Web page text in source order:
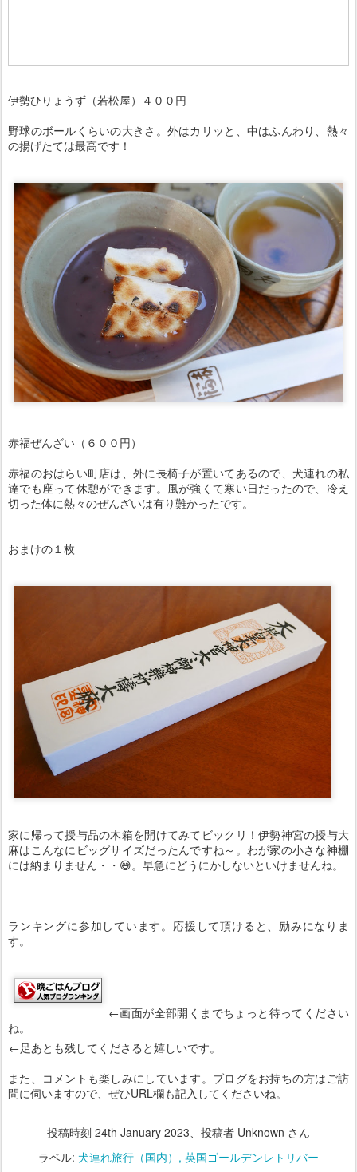
伊勢ひりょうず（若松屋）４００円
野球のボールくらいの大きさ。外はカリッと、中はふんわり、熱々
の揚げたては最高です！
赤福ぜんざい（６００円）
赤福のおはらい町店は、外に長椅子が置いてあるので、犬連れの私
達でも座って休憩ができます。風が強くて寒い日だったので、冷え
切った体に熱々のぜんざいは有り難かったです。
おまけの１枚
家に帰って授与品の木箱を開けてみてビックリ！伊勢神宮の授与大
麻はこんなにビッグサイズだったんですね～。わが家の小さな神棚
には納まりません・・😅。早急にどうにかしないといけませんね。
ランキングに参加しています。応援して頂けると、励みになりま
す。
←画面が全部開くまでちょっと待ってください
ね。
←足あとも残してくださると嬉しいです。
また、コメントも楽しみにしています。ブログをお持ちの方はご訪
問に伺いますので、ぜひURL欄も記入してくださいね。
投稿時刻 24th January 2023、投稿者 Unknown さん
ラベル: 犬連れ旅行（国内） 英国ゴールデンレトリバー